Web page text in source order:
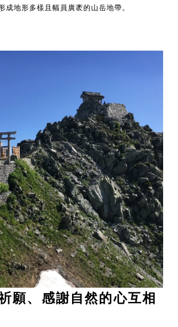
成地形多樣且幅員廣袤的山岳地帶。
願、感謝自然的心互相